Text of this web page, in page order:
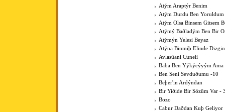
Atým Araptýr Benim
Atým Durdu Ben Yoruldum
Atým Olsa Binsem Gitsem
Atýmý Baðladým Ben Bir
Atýmýn Yelesi Beyaz
Atýna Binmiþ Elinde
Avlasüani Cuneli
Baba Ben Yýkýcýyým
Ben Seni Sevduðumu -10
Beþer'in Ardýndan
Bir Yiðide Bir Sözüm Var -
Bozo
Cabur Daðdan Kuþ Geliyor